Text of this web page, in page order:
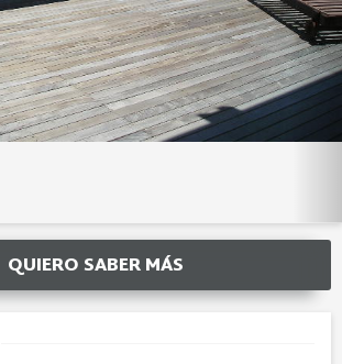
QUIERO SABER MÁS